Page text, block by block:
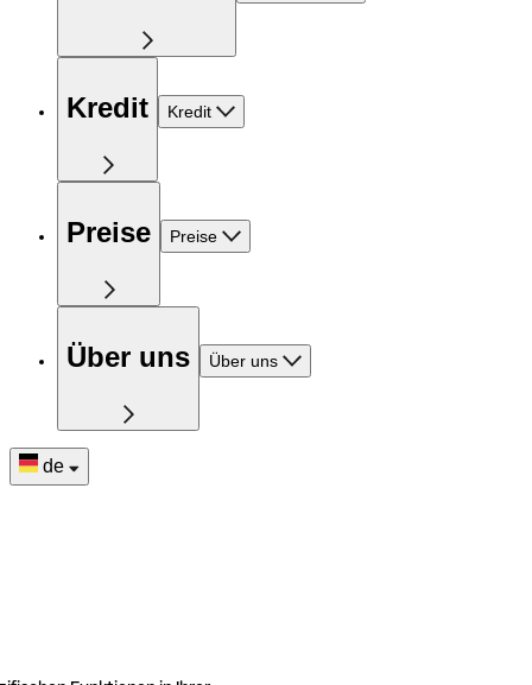
Kredit Kredit
Preise Preise
Über uns Über uns
de